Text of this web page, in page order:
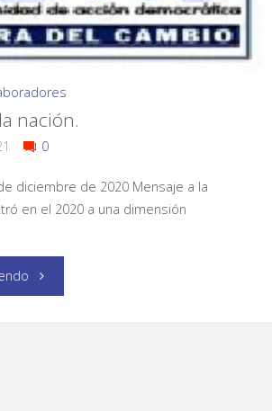
nación.
0
diciembre de 2020 Mensaje a la
en el 2020 a una dimensión